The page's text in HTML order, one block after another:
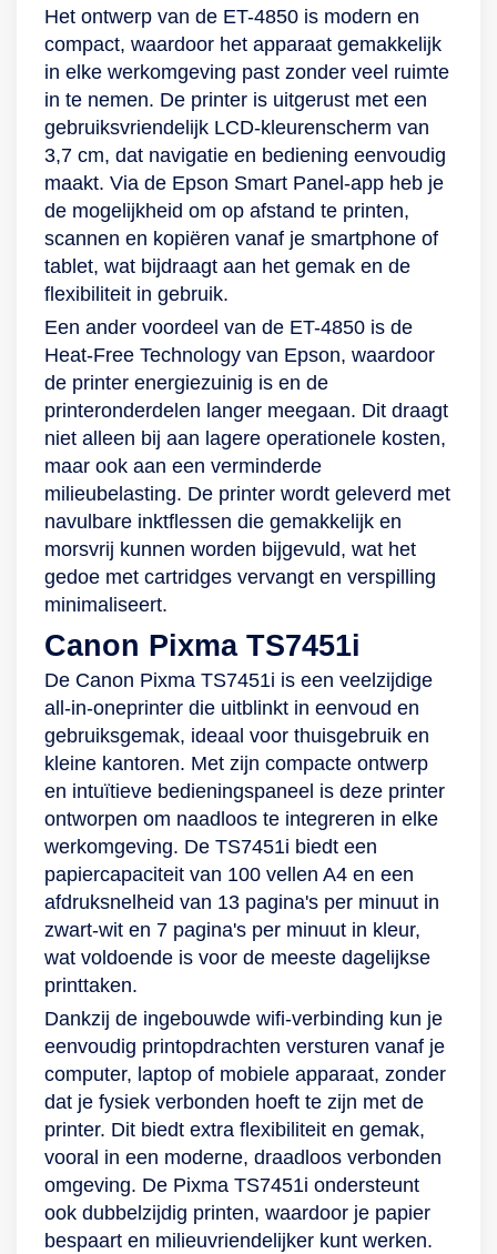
om de printer in te
stellen, te
controleren en
problemen op te
lossen.
liever vanaf je
mobiel of tablet
afdrukken? Met
behulp van zowel
wifi als de handige
Epson-app stuur je
diverse opdrachten
met slechts een druk
op de knop. Zo ben
je niet meer
gebonden aan een
desktop of laptop in
de buurt en wacht je
het hoogwaardige
resultaat gerust af
vanuit je luie stoel.
Epson+ en Photo
Enhance Gebruik de
Epson+-software om
de kwaliteit van je
documenten op te
krikken. Print je
foto’s en wil je het
maximale uit je
afdrukkwaliteit
halen? Dan heb je
met deze Epson-
printer de optie om
de Photo Enhance-
modus toe te
passen. Deze
techniek past
automatische
beeldcorrectie toe
werken met een
extra laagje stijl.
Naast de algemene
verbetering van
Auto Correction zijn
er verschillende
Scene Detections
beschikbaar aan de
hand van de soort
Het ontwerp van de ET-4850 is modern en
compact, waardoor het apparaat gemakkelijk
in elke werkomgeving past zonder veel ruimte
in te nemen. De printer is uitgerust met een
gebruiksvriendelijk LCD-kleurenscherm van
3,7 cm, dat navigatie en bediening eenvoudig
maakt. Via de Epson Smart Panel-app heb je
de mogelijkheid om op afstand te printen,
scannen en kopiëren vanaf je smartphone of
tablet, wat bijdraagt aan het gemak en de
flexibiliteit in gebruik.
Een ander voordeel van de ET-4850 is de
Heat-Free Technology van Epson, waardoor
de printer energiezuinig is en de
printeronderdelen langer meegaan. Dit draagt
niet alleen bij aan lagere operationele kosten,
maar ook aan een verminderde
milieubelasting. De printer wordt geleverd met
navulbare inktflessen die gemakkelijk en
morsvrij kunnen worden bijgevuld, wat het
gedoe met cartridges vervangt en verspilling
minimaliseert.
Canon Pixma TS7451i
De Canon Pixma TS7451i is een veelzijdige
all-in-oneprinter die uitblinkt in eenvoud en
gebruiksgemak, ideaal voor thuisgebruik en
kleine kantoren. Met zijn compacte ontwerp
en intuïtieve bedieningspaneel is deze printer
ontworpen om naadloos te integreren in elke
werkomgeving. De TS7451i biedt een
papiercapaciteit van 100 vellen A4 en een
afdruksnelheid van 13 pagina's per minuut in
zwart-wit en 7 pagina's per minuut in kleur,
wat voldoende is voor de meeste dagelijkse
printtaken.
Dankzij de ingebouwde wifi-verbinding kun je
eenvoudig printopdrachten versturen vanaf je
computer, laptop of mobiele apparaat, zonder
dat je fysiek verbonden hoeft te zijn met de
printer. Dit biedt extra flexibiliteit en gemak,
vooral in een moderne, draadloos verbonden
omgeving. De Pixma TS7451i ondersteunt
ook dubbelzijdig printen, waardoor je papier
bespaart en milieuvriendelijker kunt werken.